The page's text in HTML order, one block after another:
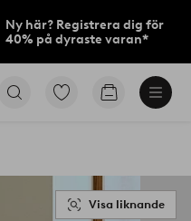
Ny här? Registrera dig för
40% på dyraste varan*
Gå
Gå
Visa liknande